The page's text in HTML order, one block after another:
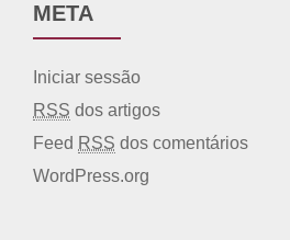
META
Iniciar sessão
RSS dos artigos
Feed RSS dos comentários
WordPress.org